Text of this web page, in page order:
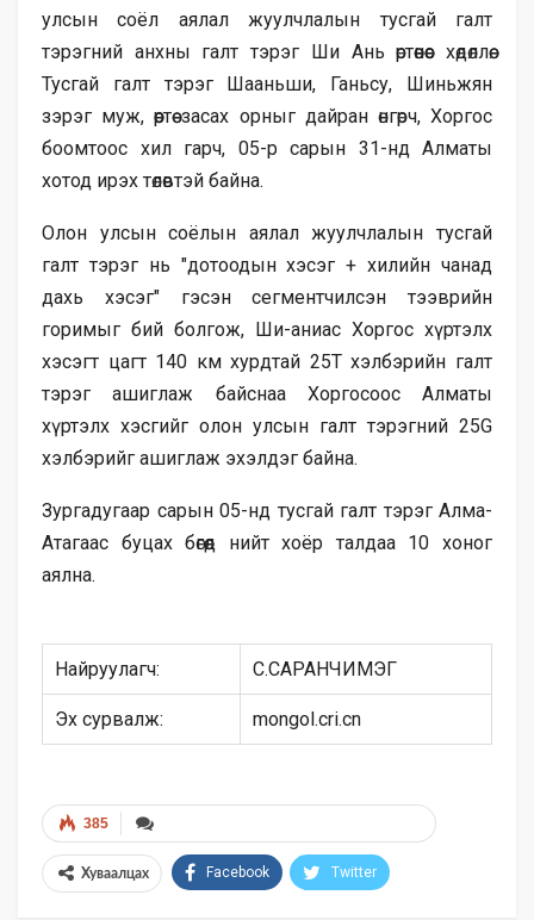
улсын соёл аялал жуулчлалын тусгай галт
тэрэгний анхны галт тэрэг Ши Ань өртөөнөөс хөдөллөө.
Тусгай галт тэрэг Шааньши, Ганьсу, Шиньжян
зэрэг муж, өөртөө засах орныг дайран өнгөрч, Хоргос
боомтоос хил гарч, 05-р сарын 31-нд Алматы
хотод ирэх төлөвтэй байна.
Олон улсын соёлын аялал жуулчлалын тусгай
галт тэрэг нь "дотоодын хэсэг + хилийн чанад
дахь хэсэг" гэсэн сегментчилсэн тээврийн
горимыг бий болгож, Ши-аниас Хоргос хүртэлх
хэсэгт цагт 140 км хурдтай 25Т хэлбэрийн галт
тэрэг ашиглаж байснаа Хоргосоос Алматы
хүртэлх хэсгийг олон улсын галт тэрэгний 25G
хэлбэрийг ашиглаж эхэлдэг байна.
Зургадугаар сарын 05-нд тусгай галт тэрэг Алма-
Атагаас буцах бөгөөд нийт хоёр талдаа 10 хоног
аялна.
Найруулагч: С.САРАНЧИМЭГ
Эх сурвалж: mongol.cri.cn
385
Хуваалцах Facebook Twitter